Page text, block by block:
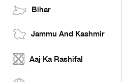
Bihar
Jammu And Kashmir
Aaj Ka Rashifal